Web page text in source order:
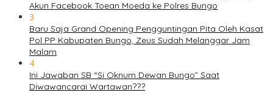
Akun Facebook Toean Moeda ke Polres Bungo
3
Baru Saja Grand Opening Pengguntingan Pita Oleh Kasat
Pol PP Kabupaten Bungo, Zeus Sudah Melanggar Jam
Malam
4
Ini Jawaban SB “Si Oknum Dewan Bungo” Saat
Diwawancarai Wartawan???